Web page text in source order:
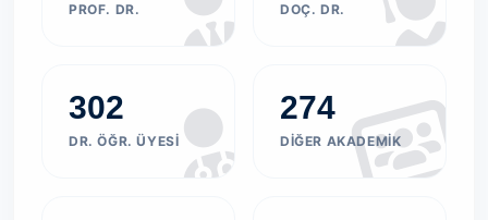
PROF. DR. DOÇ. DR.
302
DR. ÖĞR. ÜYESI
274
DIĞER AKADEMIK